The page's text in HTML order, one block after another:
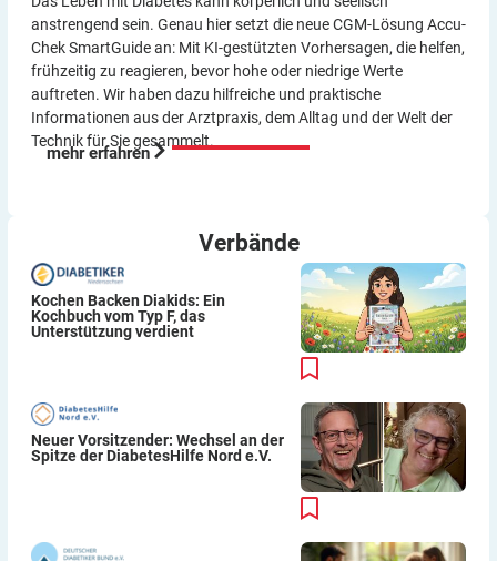
anstrengend sein. Genau hier setzt die neue CGM-Lösung Accu-
Chek SmartGuide an: Mit KI-gestützten Vorher­sagen, die helfen,
frühzeitig zu reagieren, bevor hohe oder niedrige Werte
auftreten. Wir haben dazu hilf­reiche und praktische
Informationen aus der Arzt­praxis, dem Alltag und der Welt der
Technik für Sie gesammelt.
mehr erfahren
Verbände
Kochen Backen Diakids: Ein
Kochbuch vom Typ F, das
Unterstützung verdient
Neuer Vorsitzender: Wechsel an der
Spitze der DiabetesHilfe Nord e.V.